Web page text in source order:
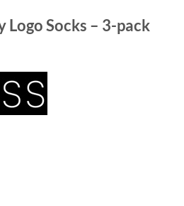
Logo Socks – 3-pack